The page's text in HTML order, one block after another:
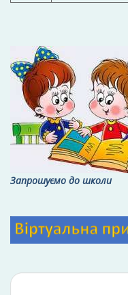
Запрошуємо до школи